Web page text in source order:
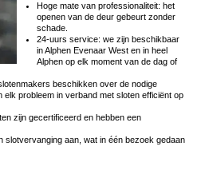
Hoge mate van professionaliteit: het
openen van de deur gebeurt zonder
schade.
24-uurs service: we zijn beschikbaar
in Alphen Evenaar West en in heel
Alphen op elk moment van de dag of
beschikken over de nodige
elk probleem in verband met sloten efficiënt op
zijn gecertificeerd en hebben een
slotvervanging aan, wat in één bezoek gedaan